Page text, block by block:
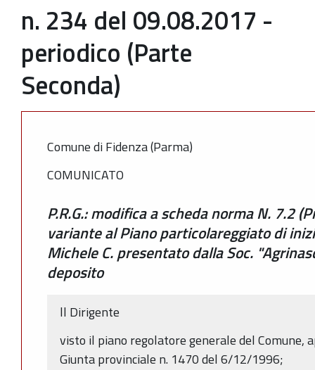
n. 234 del 09.08.2017 -
periodico (Parte
Seconda)
Comune di Fidenza (Parma)
COMUNICATO
P.R.G.: modifica a scheda norma N. 7.2
variante al Piano particolareggiato di
Michele C. presentato dalla Soc.
deposito
ll Dirigente
visto il piano regolatore generale del Comune,
Giunta provinciale n. 1470 del 6/12/1996;